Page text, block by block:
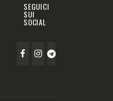
SEGUICI
SUI
SOCIAL